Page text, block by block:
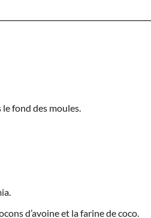
fond des moules.
d’avoine et la farine de coco.